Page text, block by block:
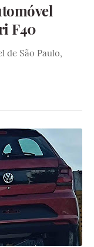
F40
de São Paulo,